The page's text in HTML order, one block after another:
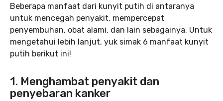
Beberapa manfaat dari kunyit putih di antaranya
untuk mencegah penyakit, mempercepat
penyembuhan, obat alami, dan lain sebagainya. Untuk
mengetahui lebih lanjut, yuk simak 6 manfaat kunyit
putih berikut ini!
1. Menghambat penyakit dan
penyebaran kanker